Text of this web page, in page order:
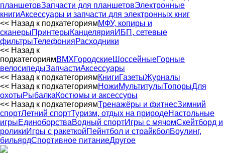
планшетовЗапчасти для планшетовЭлектронные
книгиАксессуары и запчасти для электронных книг
<< Назад к подкатегориямМФУ, копиры и
сканерыПринтерыКанцелярияИБП, сетевые
фильтрыТелефонияРасходники
<< Назад к
подкатегориямBMXГородскиеШоссейныеГорные
велосипедыЗапчастиАксессуары
<< Назад к подкатегориямКнигиГазетыЖурналы
<< Назад к подкатегориямНожиМультитулыТопорыДля
охотыРыбалкаКостюмы и аксессуры
<< Назад к подкатегориямТренажёры и фитнесЗимний
спортЛетний спортТуризм, отдых на природеНастольные
игрыЕдиноборстваВодный спортИгры с мячомСкейтборд и
роликиИгры с ракеткойПейнтбол и страйкболБоулинг,
бильярдСпортивное питаниеДругое